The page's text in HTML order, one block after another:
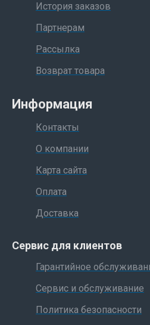
История заказов
Партнерам
Рассылка
Возврат товара
Информация
Контакты
О компании
Карта сайта
Оплата
Доставка
Сервис для клиентов
Гарантийное
Сервис и обслуживание
Политика безопасности